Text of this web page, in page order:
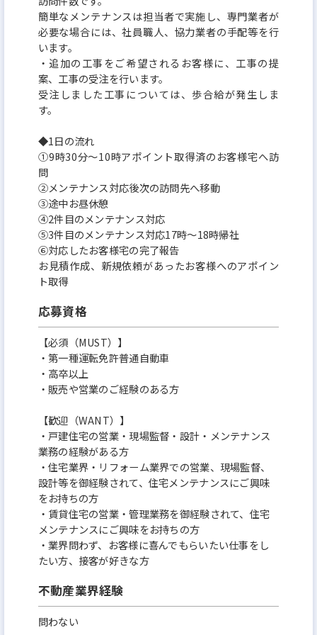
簡単なメンテナンスは担当者で実施し、専門業者が
必要な場合には、社員職人、協力業者の手配等を行
います。
・追加の工事をご希望されるお客様に、工事の提
案、工事の受注を行います。
受注しました工事については、歩合給が発生しま
す。
◆1日の流れ
①9時30分～10時アポイント取得済のお客様宅へ訪
問
②メンテナンス対応後次の訪問先へ移動
③途中お昼休憩
④2件目のメンテナンス対応
⑤3件目のメンテナンス対応17時～18時帰社
⑥対応したお客様宅の完了報告
お見積作成、新規依頼があったお客様へのアポイン
ト取得
応募資格
【必須（MUST）】
・第一種運転免許普通自動車
・高卒以上
・販売や営業のご経験のある方
【歓迎（WANT）】
・戸建住宅の営業・現場監督・設計・メンテナンス
業務の経験がある方
・住宅業界・リフォーム業界での営業、現場監督、
設計等を御経験されて、住宅メンテナンスにご興味
をお持ちの方
・賃貸住宅の営業・管理業務を御経験されて、住宅
メンテナンスにご興味をお持ちの方
・業界問わず、お客様に喜んでもらいたい仕事をし
たい方、接客が好きな方
不動産業界経験
問わない